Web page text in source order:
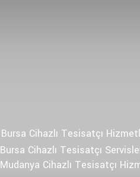
Bursa Cihazlı Tesisatçı
Bursa Cihazlı Tesisatçı
Mudanya Cihazlı Tesisatçı